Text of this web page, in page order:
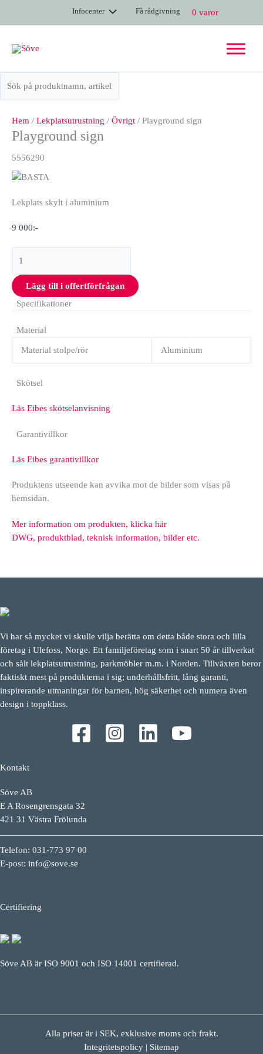
Infocenter Få rådgivning 0 varor
Hem / Lekplatsutrustning / Övrigt / Playground sign
Playground sign
5556290
Lekplats skylt i aluminium
9 000:-
Lägg till i offertförfrågan
Specifikationer
Material
Material stolpe/rör Aluminium
Skötsel
Läs Eibes skötselanvisning
Garantivillkor
Läs Eibes garantivillkor
Produktens utseende kan avvika mot de bilder som visas på
hemsidan.
Mer information om produkten, klicka här
DWG, produktblad, teknisk information, bilder etc.
Vi har så mycket vi skulle vilja berätta om detta både stora och lilla
företag i Ulefoss, Norge. Ett familjeföretag som i snart 50 år tillverkat
och sålt lekplatsutrustning, parkmöbler m.m. i Norden. Tillväxten beror
faktiskt mest på produkterna i sig; underhållsfritt, lång garanti,
inspirerande utmaningar för barnen, hög säkerhet och numera även
design i toppklass.
Kontakt
Söve AB
E A Rosengrensgata 32
421 31 Västra Frölunda
Telefon: 031-773 97 00
E-post: info@sove.se
Certifiering
Söve AB är ISO 9001 och ISO 14001 certifierad.
Alla priser är i SEK, exklusive moms och frakt.
Integritetspolicy | Sitemap